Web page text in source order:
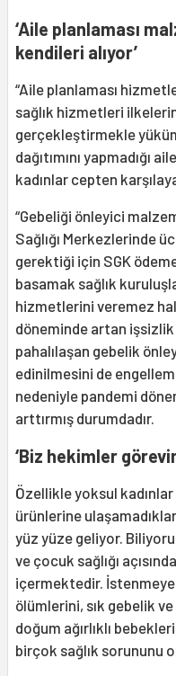
‘Aile planlaması
kendileri alıyor’
“Aile planlaması
sağlık hizmetleri
gerçekleştirmekle
dağıtımını yapmadığı
kadınlar cepten
“Gebeliği önleyici
Sağlığı Merkezlerinde
gerektiği için SGK
basamak sağlık
hizmetlerini veremez
döneminde artan
pahalılaşan gebelik
edinilmesini de
nedeniyle pandemi
arttırmış durumdadır.
‘Biz hekimler
Özellikle yoksul
ürünlerine
yüz yüze geliyor.
ve çocuk sağlığı
içermektedir.
ölümlerini, sık gebelik
doğum ağırlıklı
birçok sağlık sorununu